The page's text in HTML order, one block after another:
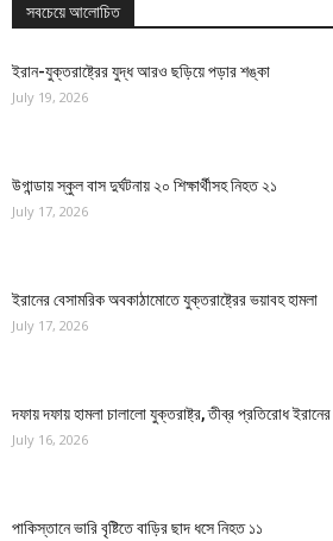
সবচেয়ে আলোচিত
ইরান-যুক্তরাষ্ট্রের যুদ্ধ আরও ছড়িয়ে পড়ার শঙ্কা
July 19, 2026
উগান্ডায় স্কুল বাস দুর্ঘটনায় ২০ শিক্ষার্থীসহ নিহত ২১
July 17, 2026
ইরানের বেসামরিক অবকাঠামোতে যুক্তরাষ্ট্রের ভয়াবহ হামলা
July 17, 2026
দফায় দফায় হামলা চালালো যুক্তরাষ্ট্র, তীব্র প্রতিরোধ ইরানের
July 16, 2026
পাকিস্তানে ভারি বৃষ্টিতে বাড়ির ছাদ ধসে নিহত ১১